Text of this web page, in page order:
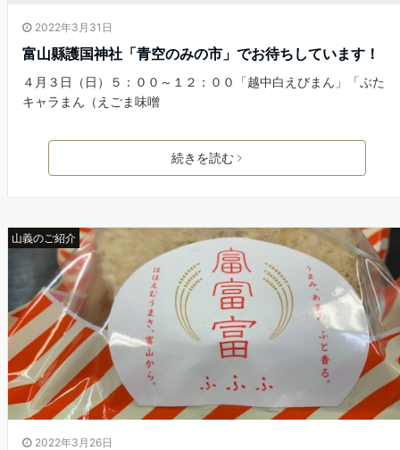
2022年3月31日
富山縣護国神社「青空のみの市」でお待ちしています！
４月３日（日）５：００～１２：００「越中白えびまん」「ぶた
キャラまん（えごま味噌
続きを読む
山義のご紹介
2022年3月26日